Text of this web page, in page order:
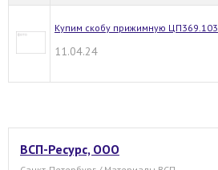
Купим скобу прижимную ЦП369.103
11.04.24
ВСП-Ресурс, ООО